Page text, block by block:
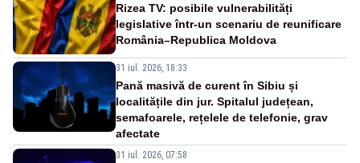
Rizea TV: posibile vulnerabilități
legislative într-un scenariu de reunificare
România–Republica Moldova
31 iul. 2026, 18:33
Pană masivă de curent în Sibiu și
localitățile din jur. Spitalul județean,
semafoarele, rețelele de telefonie, grav
afectate
31 iul. 2026, 07:58